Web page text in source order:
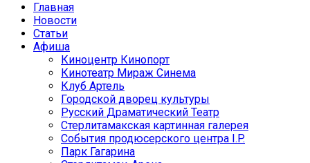
Главная
Новости
Статьи
Афиша
Киноцентр Кинопорт
Кинотеатр Мираж Синема
Клуб Артель
Городской дворец культуры
Русский Драматический Театр
Стерлитамакская картинная галерея
События продюсерского центра I.P.
Парк Гагарина